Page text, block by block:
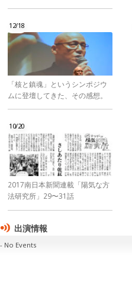
12/18
「核と鎮魂」というシンポジウ
ムに登壇してきた、その感想。
10/20
2017南日本新聞連載「陽気な方
法研究所」29〜31話
出演情報
No Events